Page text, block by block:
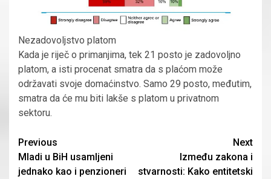
Nezadovoljstvo platom
Kada je riječ o primanjima, tek 21 posto je zadovoljno
platom, a isti procenat smatra da s plaćom može
održavati svoje domaćinstvo. Samo 29 posto, međutim,
smatra da će mu biti lakše s platom u privatnom
sektoru.
Continue
Reading
Previous
Mladi u BiH usamljeni
jednako kao i penzioneri
Next
Između zakona i
stvarnosti: Kako entitetski